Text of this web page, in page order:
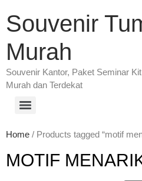
Souvenir
Murah
Souvenir Kantor, Paket Seminar
Murah dan Terdekat
Home / Products tagged “motif
MOTIF